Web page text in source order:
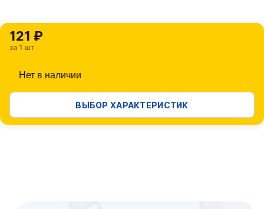
121 ₽
за 1 шт
Нет в наличии
ВЫБОР ХАРАКТЕРИСТИК